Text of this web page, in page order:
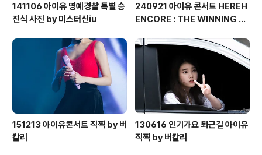
141106 아이유 명예경찰 특별 승
진식 사진 by 미스터신iu
240921 아이유 콘서트 HEREH
ENCORE : THE WINNING 직
151213 아이유콘서트 직찍 by 버
칼리
130616 인기가요 퇴근길 아이유
직찍 by 버칼리